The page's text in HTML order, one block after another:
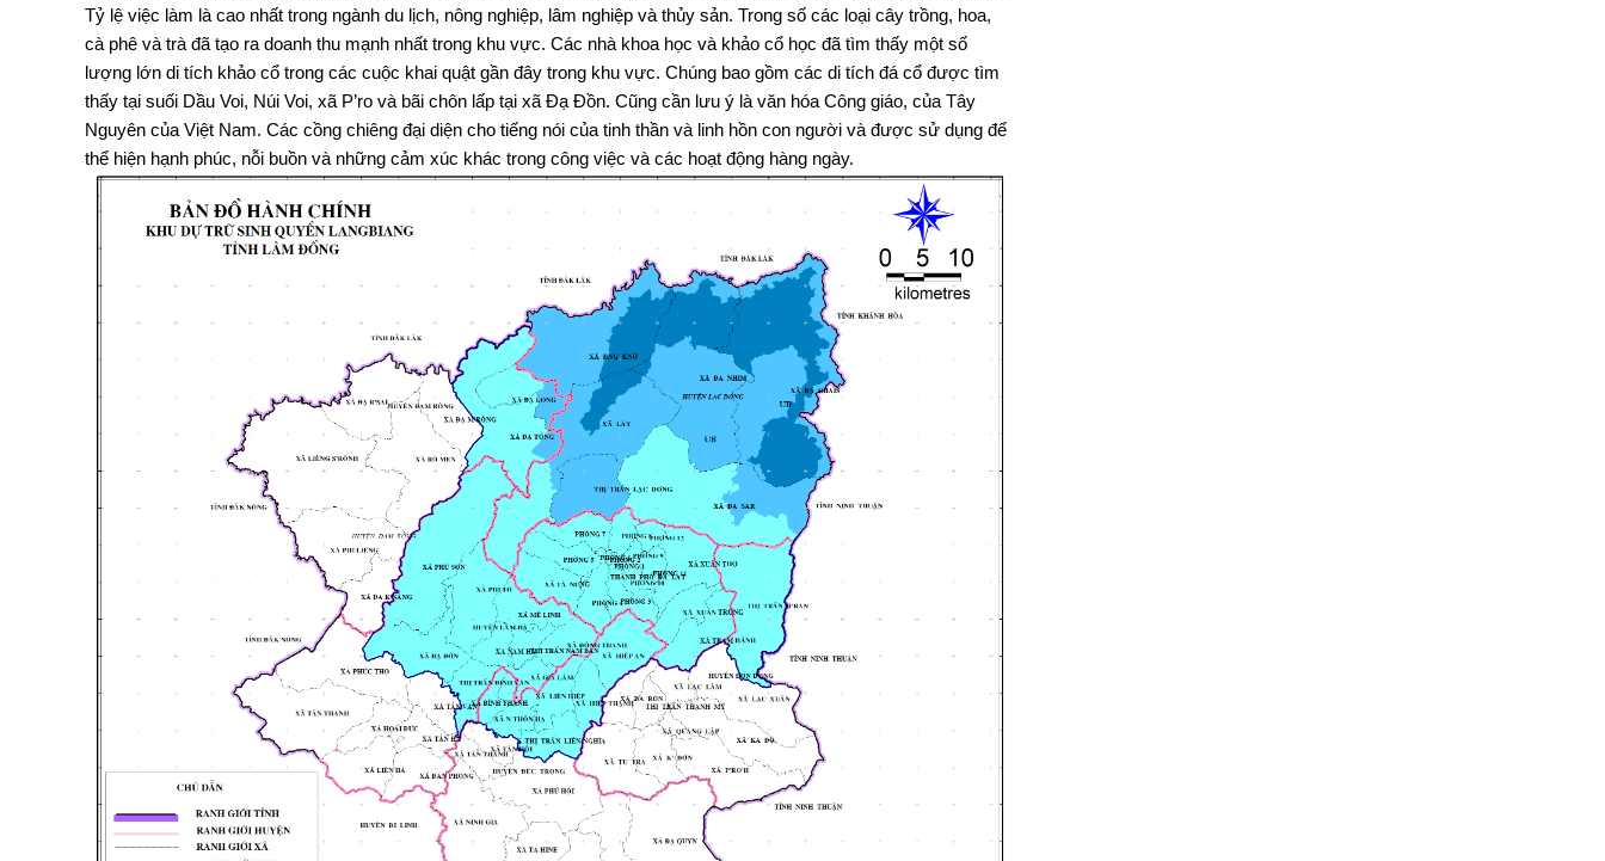
Tỷ lệ việc làm là cao nhất trong ngành du lịch, nông nghiệp, lâm nghiệp và thủy sản. Trong số các loại cây trồng, hoa,
cà phê và trà đã tạo ra doanh thu mạnh nhất trong khu vực. Các nhà khoa học và khảo cổ học đã tìm thấy một số
lượng lớn di tích khảo cổ trong các cuộc khai quật gần đây trong khu vực. Chúng bao gồm các di tích đá cổ được tìm
thấy tại suối Dầu Voi, Núi Voi, xã P’ro và bãi chôn lấp tại xã Đạ Đồn. Cũng cần lưu ý là văn hóa Công giáo, của Tây
Nguyên của Việt Nam. Các cồng chiêng đại diện cho tiếng nói của tinh thần và linh hồn con người và được sử dụng để
thể hiện hạnh phúc, nỗi buồn và những cảm xúc khác trong công việc và các hoạt động hàng ngày.